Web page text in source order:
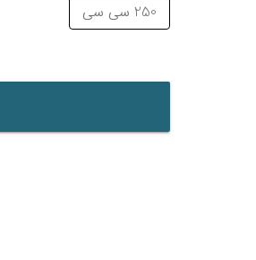
250 سی سی